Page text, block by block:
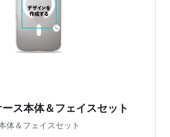
ス本体＆フェイスセット
体＆フェイスセット